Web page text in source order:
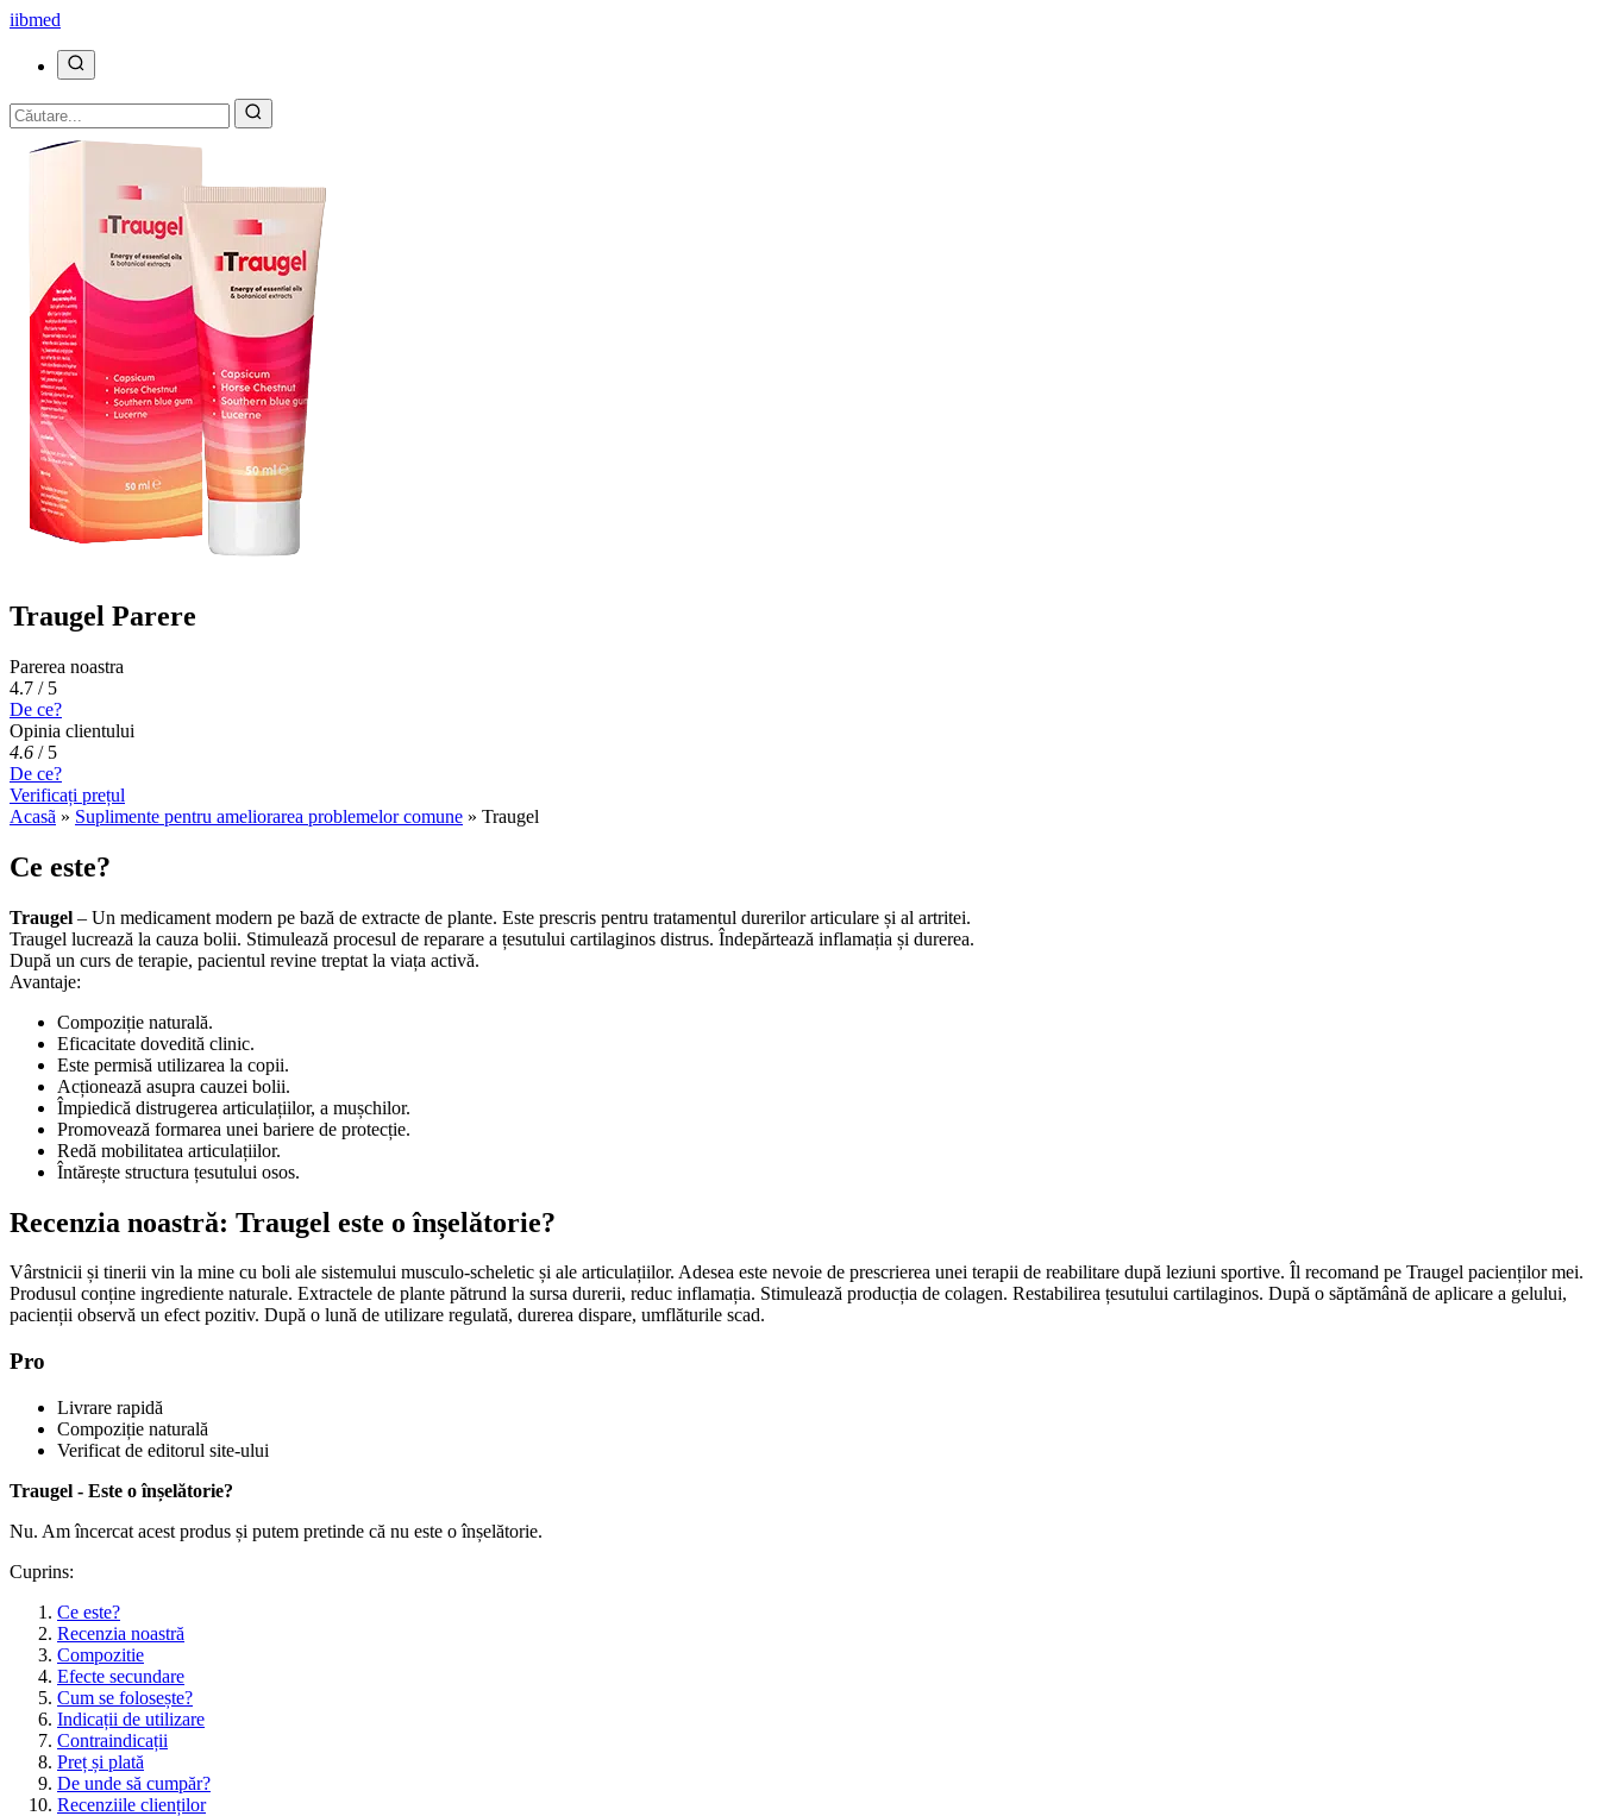
iibmed
Traugel Parere
Parerea noastra
4.7 / 5
De ce?
Opinia clientului
4.6 / 5
De ce?
Verificați prețul
Acasã » Suplimente pentru ameliorarea problemelor comune » Traugel
Ce este?
Traugel – Un medicament modern pe bază de extracte de plante. Este prescris pentru tratamentul durerilor articulare și al artritei.
Traugel lucrează la cauza bolii. Stimulează procesul de reparare a țesutului cartilaginos distrus. Îndepărtează inflamația și durerea.
După un curs de terapie, pacientul revine treptat la viața activă.
Avantaje:
Compoziție naturală.
Eficacitate dovedită clinic.
Este permisă utilizarea la copii.
Acționează asupra cauzei bolii.
Împiedică distrugerea articulațiilor, a mușchilor.
Promovează formarea unei bariere de protecție.
Redă mobilitatea articulațiilor.
Întărește structura țesutului osos.
Recenzia noastră: Traugel este o înșelătorie?
Vârstnicii și tinerii vin la mine cu boli ale sistemului musculo-scheletic și ale articulațiilor. Adesea este nevoie de prescrierea unei terapii de reabilitare după leziuni sportive. Îl recomand pe Traugel pacienților mei.
Produsul conține ingrediente naturale. Extractele de plante pătrund la sursa durerii, reduc inflamația. Stimulează producția de colagen. Restabilirea țesutului cartilaginos. După o săptămână de aplicare a gelului,
pacienții observă un efect pozitiv. După o lună de utilizare regulată, durerea dispare, umflăturile scad.
Pro
Livrare rapidă
Compoziție naturală
Verificat de editorul site-ului
Traugel - Este o înșelătorie?
Nu. Am încercat acest produs și putem pretinde că nu este o înșelătorie.
Cuprins:
Ce este?
Recenzia noastră
Compozitie
Efecte secundare
Cum se folosește?
Indicații de utilizare
Contraindicații
Preț și plată
De unde să cumpăr?
Recenziile clienților